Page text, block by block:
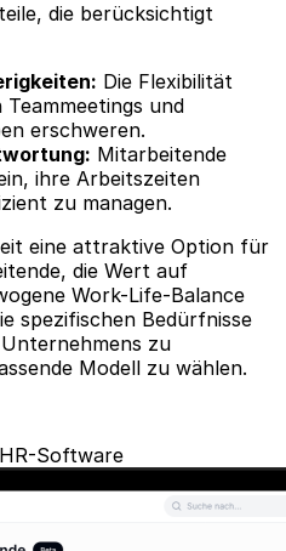
die berücksichtigt
Die Flexibilität
und
erschweren.
Mitarbeitende
ihre Arbeitszeiten
zu managen.
eine attraktive Option für
die Wert auf
Work-Life-Balance
spezifischen Bedürfnisse
zu
Modell zu wählen.
Software